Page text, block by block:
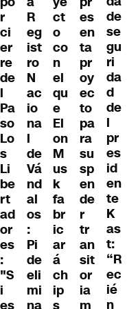
r
ci
er
re
de
l
Pa
so
Lo
s
Li
be
rt
ad
or
es
:
"S
i
es
R
eg
ist
ro
N
ac
io
na
l
de
Vá
nd
al
os
:
Pi
de
eli
mi
na
ct
o
co
n
el
qu
e
El
on
M
us
k
fa
br
ic
ar
á
ch
ip
s
es
en
ta
pr
oy
ec
to
pa
ra
su
sp
en
de
r
tr
an
sit
or
ia
m
de
se
gu
ri
da
d
de
l
pr
es
id
en
te
K
as
t:
“R
ec
ié
n